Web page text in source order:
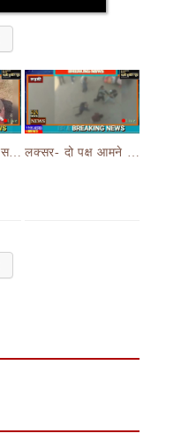
लक्सर के फेरुपुर में सड़क हादसे ने छीनी तीन लोगों की जान,कार और ई रिक्शा की भयानक हुई टक्कर